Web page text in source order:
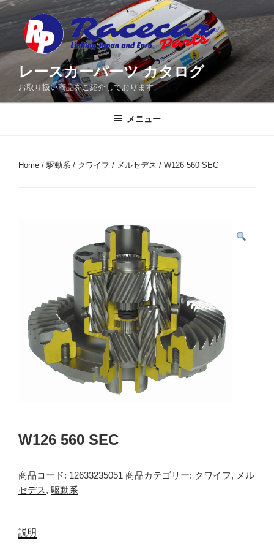
コ
ン
ン
レースカーパーツ カタログ
お取り扱い商品をご紹介しております
メニュー
Home /駆動系 / クワイフ / メルセデス / W126 560 SEC
W126 560 SEC
商品コード: 12633235051 商品カテゴリー: クワイフ, メル
セデス, 駆動系
説明